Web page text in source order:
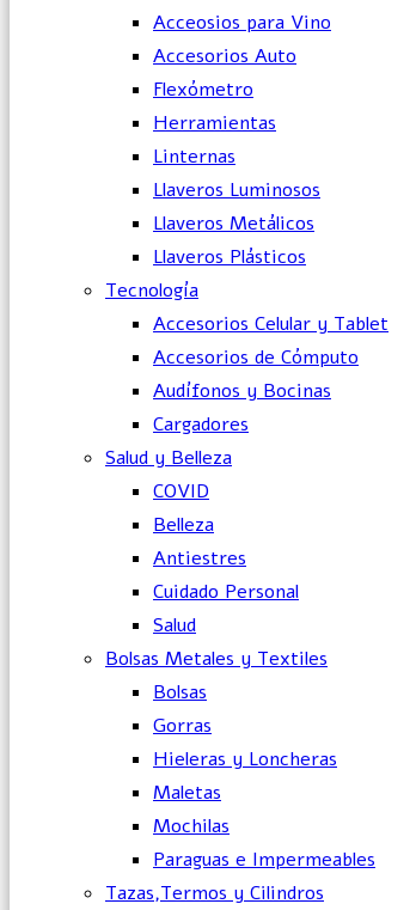
Acceosios para Vino
Accesorios Auto
Flexómetro
Herramientas
Linternas
Llaveros Luminosos
Llaveros Metálicos
Llaveros Plásticos
Tecnología
Accesorios Celular y Tablet
Accesorios de Cómputo
Audífonos y Bocinas
Cargadores
Salud y Belleza
COVID
Belleza
Antiestres
Cuidado Personal
Salud
Bolsas Metales y Textiles
Bolsas
Gorras
Hieleras y Loncheras
Maletas
Mochilas
Paraguas e Impermeables
Tazas,Termos y Cilindros